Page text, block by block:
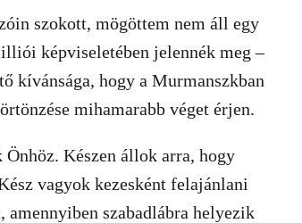
szokott, mögöttem nem áll egy
képviseletében jelennék meg –
kívánsága, hogy a Murmanszkban
mihamarabb véget érjen.
Készen állok arra, hogy
vagyok kezesként felajánlani
amennyiben szabadlábra helyezik